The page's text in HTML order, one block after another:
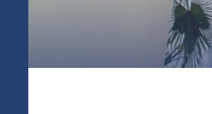
Blog